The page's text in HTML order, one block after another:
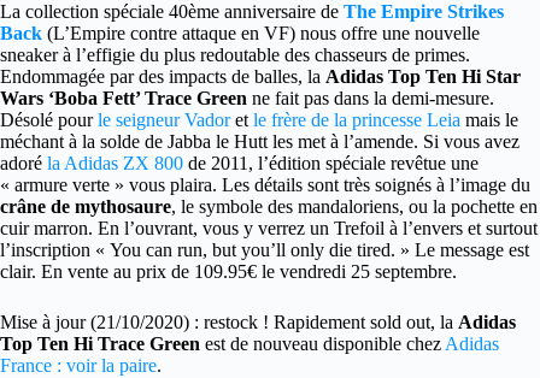
La collection spéciale 40ème anniversaire de The Empire Strikes
Back (L’Empire contre attaque en VF) nous offre une nouvelle
sneaker à l’effigie du plus redoutable des chasseurs de primes.
Endommagée par des impacts de balles, la Adidas Top Ten Hi Star
Wars ‘Boba Fett’ Trace Green ne fait pas dans la demi-mesure.
Désolé pourle seigneur Vadoret le frère de la princesse Leia mais le
méchant à la solde de Jabba le Hutt les met à l’amende. Si vous avez
adoré la Adidas ZX 800 de 2011, l’édition spéciale revêtue une
« armure verte » vous plaira. Les détails sont très soignés à l’image du
crâne de mythosaure, le symbole des mandaloriens, ou la pochette en
cuir marron. En l’ouvrant, vous y verrez un Trefoil à l’envers et surtout
l’inscription « You can run, but you’ll only die tired. » Le message est
clair. En vente au prix de 109.95€ le vendredi 25 septembre.
Mise à jour (21/10/2020) : restock ! Rapidement sold out, la Adidas
Top Ten Hi Trace Green est de nouveau disponible chez Adidas
France : voir la paire.